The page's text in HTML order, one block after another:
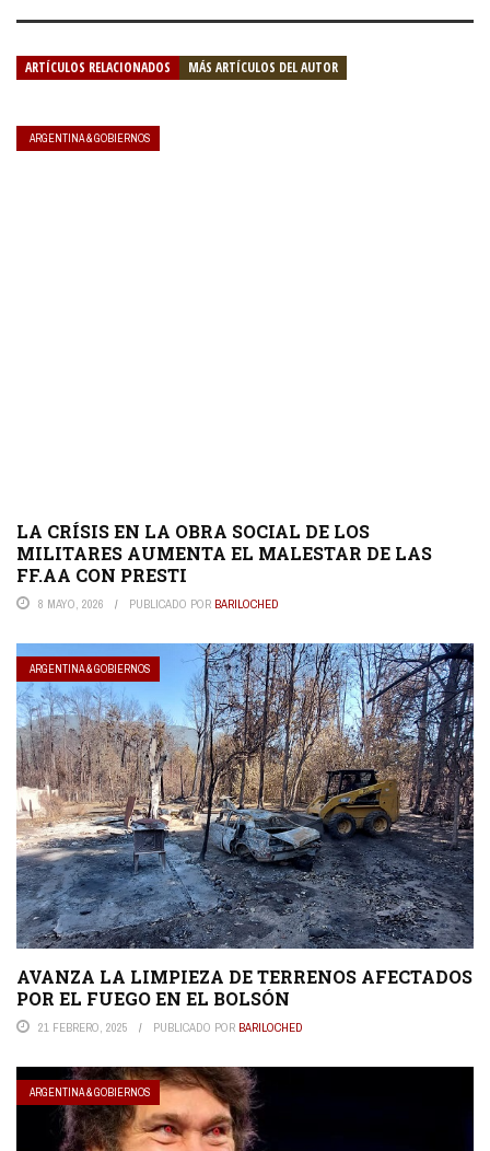
ARTÍCULOS RELACIONADOS MÁS ARTÍCULOS DEL AUTOR
ARGENTINA & GOBIERNOS
LA CRÍSIS EN LA OBRA SOCIAL DE LOS
MILITARES AUMENTA EL MALESTAR DE LAS
FF.AA CON PRESTI
8 MAYO, 2026 PUBLICADO POR BARILOCHED
ARGENTINA & GOBIERNOS
AVANZA LA LIMPIEZA DE TERRENOS AFECTADOS
POR EL FUEGO EN EL BOLSÓN
21 FEBRERO, 2025 PUBLICADO POR BARILOCHED
ARGENTINA & GOBIERNOS